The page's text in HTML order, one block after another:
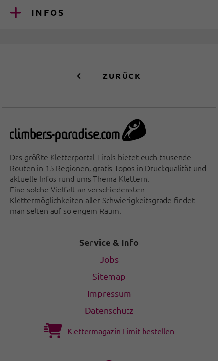
INFOS
ZURÜCK
Das größte Kletterportal Tirols bietet euch tausende
Routen in 15 Regionen, gratis Topos in Druckqualität und
aktuelle Infos rund ums Thema Klettern.
Eine solche Vielfalt an verschiedensten
Klettermöglichkeiten aller Schwierigkeitsgrade findet
man selten auf so engem Raum.
Service & Info
Jobs
Sitemap
Impressum
Datenschutz
Klettermagazin Limit bestellen